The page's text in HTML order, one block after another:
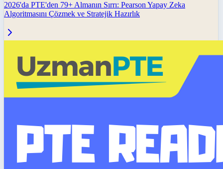
2026'da PTE'den 79+ Almanın Sırrı: Pearson Yapay Zeka
Algoritmasını Çözmek ve Stratejik Hazırlık